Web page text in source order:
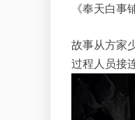
《奉天白
故事从方家
过程人员接